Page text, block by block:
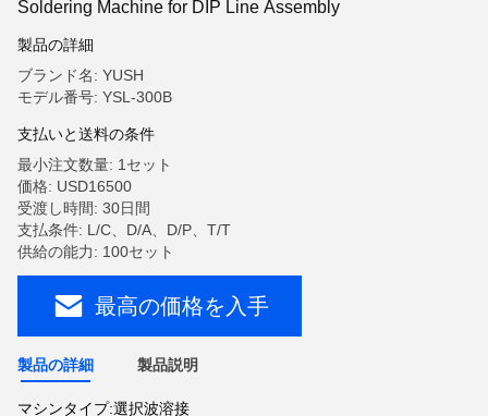
Soldering Machine for DIP Line Assembly
製品の詳細
ブランド名: YUSH
モデル番号: YSL-300B
支払いと送料の条件
最小注文数量: 1セット
価格: USD16500
受渡し時間: 30日間
支払条件: L/C、D/A、D/P、T/T
供給の能力: 100セット
最高の価格を入手
製品の詳細 製品説明
マシンタイプ:選択波溶接